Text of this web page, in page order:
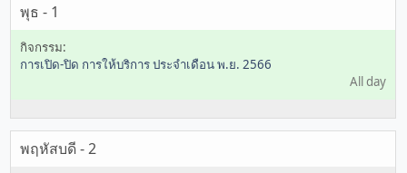
พุธ - 1
การเปิด-ปิด การให้บริการ ประจำเดือน พ.ย. 2566
All day
พฤหัสบดี - 2